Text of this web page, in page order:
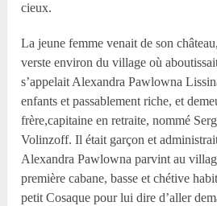
cieux.
La jeune femme venait de son
verste environ du village où
s’appelait Alexandra Pawlowna
enfants et passablement riche, et
frère,capitaine en retraite, nommé
Volinzoff. Il était garçon et
Alexandra Pawlowna parvint au
première cabane, basse et chétive
petit Cosaque pour lui dire d’aller